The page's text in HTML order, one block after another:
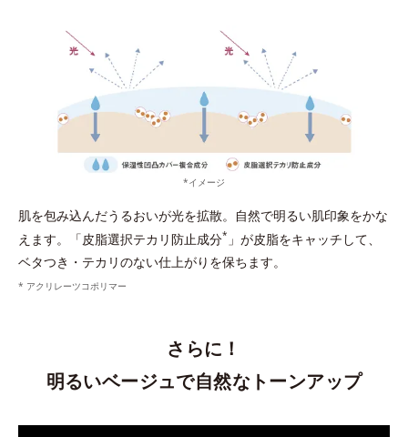
*イメージ
肌を包み込んだうるおいが光を拡散。自然で明るい肌印象をかな
えます。「皮脂選択テカリ防止成分* 」が皮脂をキャッチして、
ベタつき・テカリのない仕上がりを保ちます。
* アクリレーツコポリマー
さらに！
明るいベージュで自然なトーンアップ